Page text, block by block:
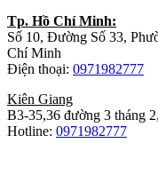
Tp. Hồ Chí Minh:
Số 10, Đường Số 33,
Chí Minh
Điện thoại: 0971982777
Kiên Giang
B3-35,36 đường 3 tháng
Hotline: 0971982777